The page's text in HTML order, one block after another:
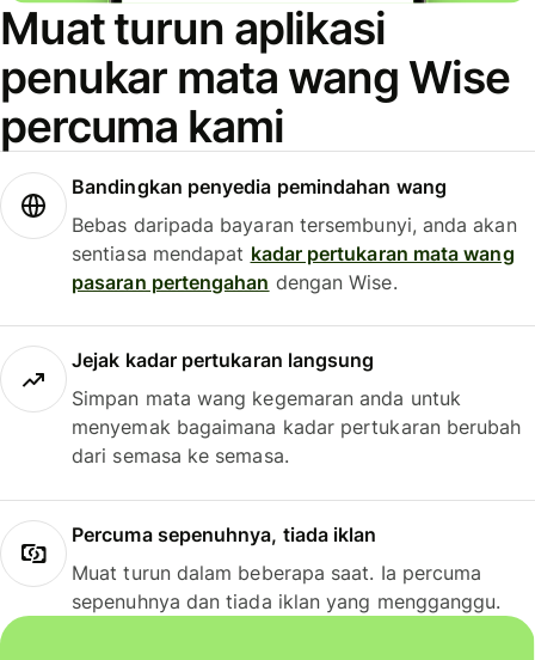
Muat turun aplikasi
penukar mata wang Wise
percuma kami
Bandingkan penyedia pemindahan wang
Bebas daripada bayaran tersembunyi, anda akan
sentiasa mendapat kadar pertukaran mata wang
pasaran pertengahan dengan Wise.
Jejak kadar pertukaran langsung
Simpan mata wang kegemaran anda untuk
menyemak bagaimana kadar pertukaran berubah
dari semasa ke semasa.
Percuma sepenuhnya, tiada iklan
Muat turun dalam beberapa saat. Ia percuma
sepenuhnya dan tiada iklan yang mengganggu.